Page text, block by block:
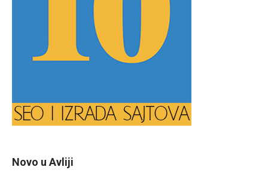
Novo u Avliji